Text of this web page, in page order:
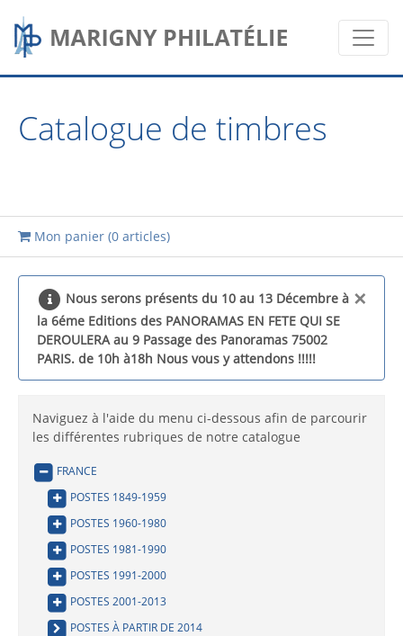
Catalogue de timbres
Mon panier (0 articles)
×
Nous serons présents du 10 au 13 Décembre à
la 6éme Editions des PANORAMAS EN FETE QUI SE
DEROULERA au 9 Passage des Panoramas 75002
PARIS. de 10h à18h Nous vous y attendons !!!!!
Naviguez à l'aide du menu ci-dessous afin de parcourir
les différentes rubriques de notre catalogue
FRANCE
POSTES 1849-1959
POSTES 1960-1980
POSTES 1981-1990
POSTES 1991-2000
POSTES 2001-2013
POSTES À PARTIR DE 2014